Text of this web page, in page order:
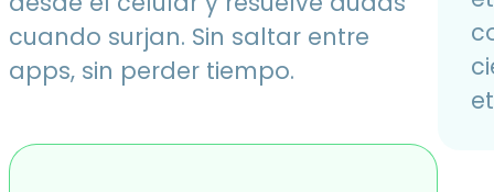
cuando surjan. Sin saltar entre
apps, sin perder tiempo.